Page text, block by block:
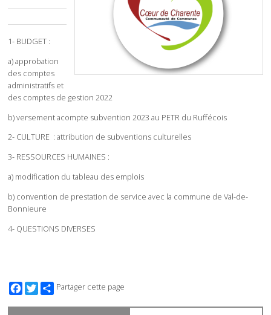
1- BUDGET :
a) approbation
des comptes
administratifs et
des comptes de gestion 2022
b) versement acompte subvention 2023 au PETR du Ruffécois
2- CULTURE : attribution de subventions culturelles
3- RESSOURCES HUMAINES :
a) modification du tableau des emplois
b) convention de prestation de service avec la commune de Val-de-
Bonnieure
4- QUESTIONS DIVERSES
Facebook
TwitterPartager cette page